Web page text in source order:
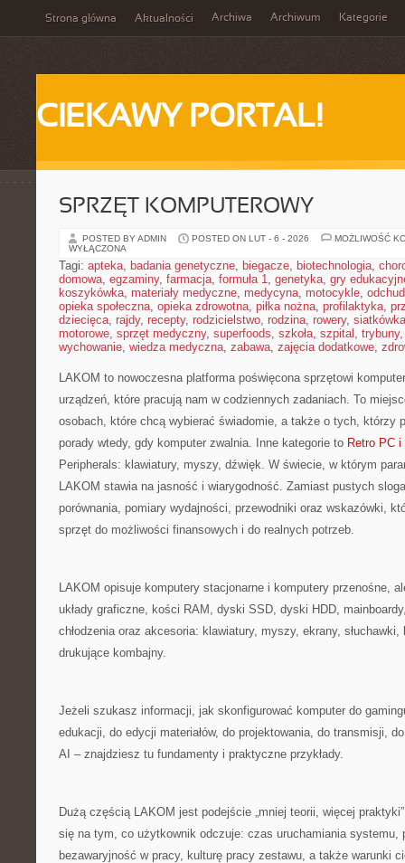
Strona główna Aktualności Archiwa Archiwum Kategorie
CIEKAWY PORTAL!
SPRZĘT KOMPUTEROWY
POSTED BY ADMIN POSTED ON LUT - 6 - 2026
MOŻLIWOŚĆ
WYŁĄCZONA
Tagi: apteka, badania genetyczne, biegacze, biotechnologia,
domowa, egzaminy, farmacja, formuła 1, genetyka, gry
koszykówka, materiały medyczne, medycyna, motocykle,
opieka społeczna, opieka zdrowotna, piłka nożna, profilaktyka,
dziecięca, rajdy, recepty, rodzicielstwo, rodzina, rowery, siatkówka
motorowe, sprzęt medyczny, superfoods, szkoła, szpital , trybuny
wychowanie, wiedza medyczna, zabawa, zajęcia dodatkowe,
LAKOM to nowoczesna platforma poświęcona sprzętowi
urządzeń, które pracują nam w codziennych zadaniach. To
osobach, które chcą wybierać świadomie, a także o tych, którzy
porady wtedy, gdy komputer zwalnia. Inne kategorie to Retro PC i
Peripherals: klawiatury, myszy, dźwięk. W świecie, w którym
LAKOM stawia na jasność i wiarygodność. Zamiast pustych
porównania, pomiary wydajności, przewodniki oraz wskazówki,
sprzęt do możliwości finansowych i do realnych potrzeb.
LAKOM opisuje komputery stacjonarne i komputery przenośne,
układy graficzne, kości RAM, dyski SSD, dyski HDD,
chłodzenia oraz akcesoria: klawiatury, myszy, ekrany,
drukujące kombajny.
Jeżeli szukasz informacji, jak skonfigurować komputer do
edukacji, do edycji materiałów, do projektowania, do transmisji,
AI – znajdziesz tu fundamenty i praktyczne przykłady.
Dużą częścią LAKOM jest podejście „mniej teorii, więcej
się na tym, co użytkownik odczuje: czas uruchamiania systemu,
bezawaryjność w pracy, kulturę pracy zestawu, a także warunki